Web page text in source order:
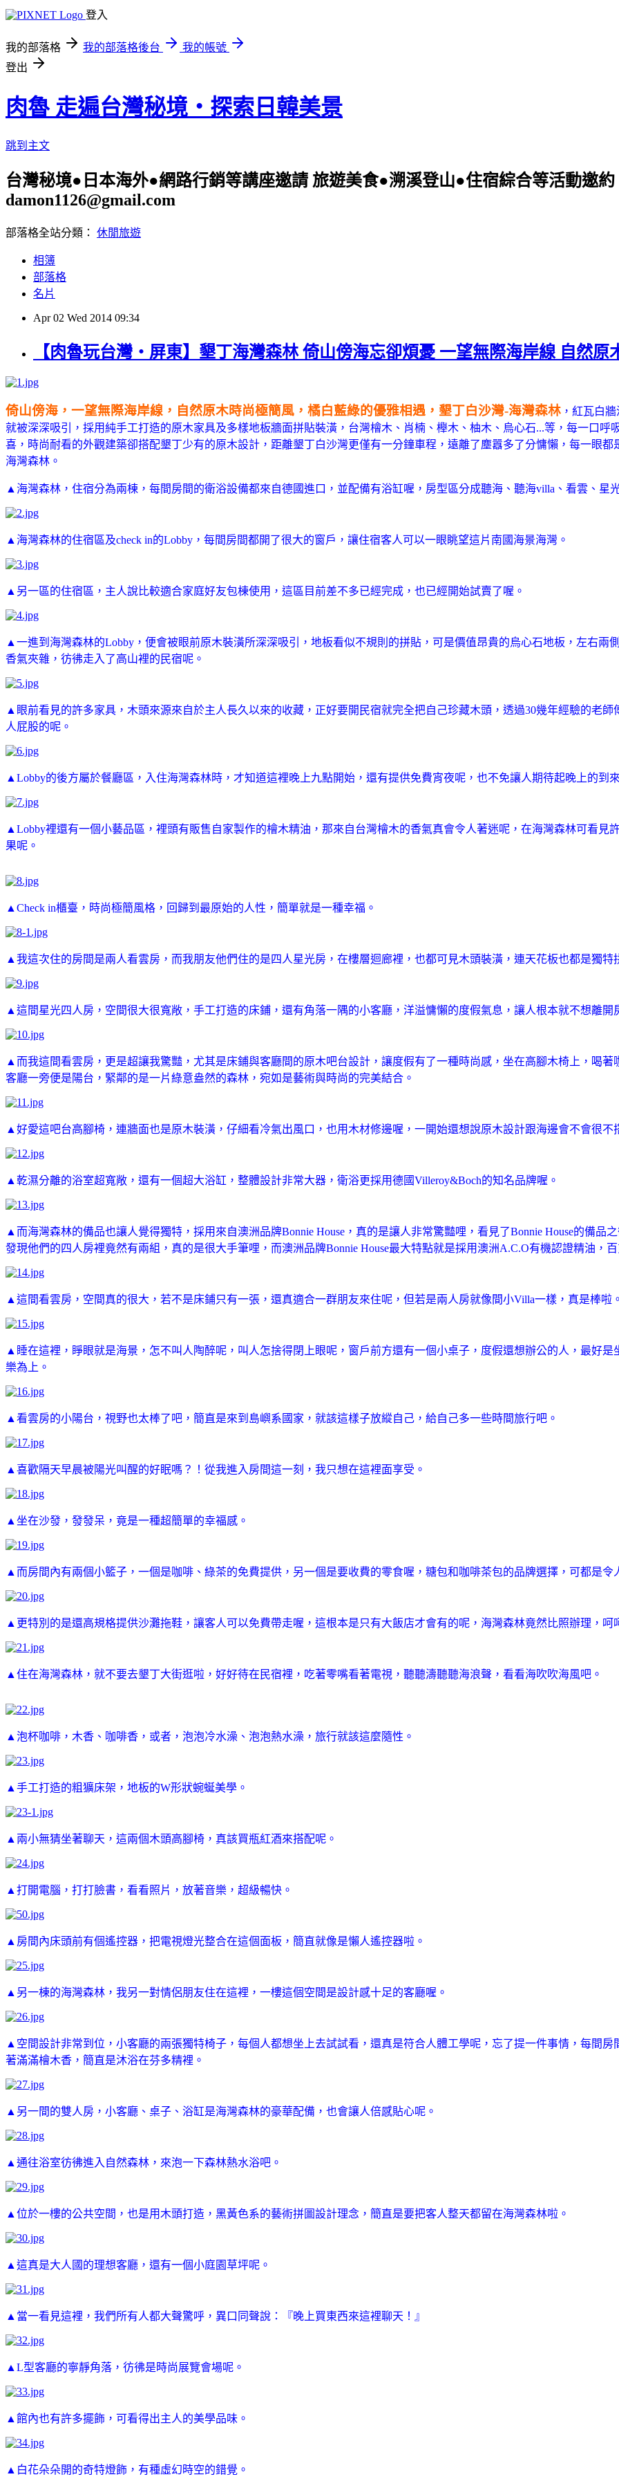
登入
我的部落格 我的部落格後台
我的帳號
登出
肉魯 走遍台灣秘境・探索日韓美景
跳到主文
台灣秘境●日本海外●網路行銷等講座邀請 旅遊美食●溯溪登山●住宿綜合等活動邀約
damon1126@gmail.com
部落格全站分類： 休閒旅遊
相簿
部落格
名片
Apr 02 Wed 2014 09:34
【肉魯玩台灣‧屏東】墾丁海灣森林 倚山傍海忘卻煩憂 一望無際海岸線 自然原
倚山傍海，一望無際海岸線，自然原木時尚極簡風，橘白藍綠的優雅相遇，墾丁白沙灣-海灣森林 ，紅瓦白
就被深深吸引，採用純手工打造的原木家具及多樣地板牆面拼貼裝潢，台灣檜木、肖楠、櫸木、柚木、烏心石...等，每一口
喜， 時尚耐看的外觀建築卻搭配墾丁少有的原木設計，距離墾丁白沙灣更僅有一分鐘車程，遠離了塵囂多了分慵懶，每一眼
海灣森林。
▲海灣森林，住宿分為兩棟，每間房間的衛浴設備都來自德國進口，並配備有浴缸喔，房型區分成聽海、聽海villa、看雲、星
▲海灣森林的住宿區及check in的Lobby，每間房間都開了很大的窗戶，讓住宿客人可以一眼眺望這片南國海景海灣。
▲另一區的住宿區，主人說比較適合家庭好友包棟使用，這區目前差不多已經完成，也已經開始試賣了喔。
▲一進到海灣森林的Lobby，便會被眼前原木裝潢所深深吸引，地板看似不規則的拼貼，可是價值昂貴的烏心石地板，左右兩
香氣夾雜，彷彿走入了高山裡的民宿呢。
▲眼前看見的許多家具，木頭來源來自於主人長久以來的收藏，正好要開民宿就完全把自己珍藏木頭，透過30幾年經驗的老
人屁股的呢。
▲Lobby的後方屬於餐廳區，入住海灣森林時，才知道這裡晚上九點開始，還有提供免費宵夜呢，也不免讓人期待起晚上的到
▲Lobby裡還有一個小藝品區，裡頭有販售自家製作的檜木精油，那來自台灣檜木的香氣真會令人著迷呢，在海灣森林可看見
果呢。
▲Check in櫃臺，時尚極簡風格，回歸到最原始的人性，簡單就是一種幸福。
▲我這次住的房間是兩人看雲房，而我朋友他們住的是四人星光房，在樓層迴廊裡，也都可見木頭裝潢，連天花板也都是獨特
▲這間星光四人房，空間很大很寬敞，手工打造的床鋪，還有角落一隅的小客廳，洋溢慵懶的度假氣息，讓人根本就不想離開
▲而我這間看雲房，更是超讓我驚豔，尤其是床鋪與客廳間的原木吧台設計，讓度假有了一種時尚感，坐在高腳木椅上，喝
客廳一旁便是陽台，緊鄰的是一片綠意盎然的森林，宛如是藝術與時尚的完美結合。
▲好愛這吧台高腳椅，連牆面也是原木裝潢，仔細看冷氣出風口，也用木材修邊喔，一開始還想說原木設計跟海邊會不會很不
▲乾濕分離的浴室超寬敞，還有一個超大浴缸，整體設計非常大器，衛浴更採用德國Villeroy&Boch的知名品牌喔。
▲而海灣森林的備品也讓人覺得獨特，採用來自澳洲品牌Bonnie House，真的是讓人非常驚豔哩，看見了Bonnie House的備品
發現他們的四人房裡竟然有兩組，真的是很大手筆哩，而澳洲品牌Bonnie House最大特點就是採用澳洲A.C.O有機認證精油，
▲這間看雲房，空間真的很大，若不是床鋪只有一張，還真適合一群朋友來住呢，但若是兩人房就像間小Villa一樣，真是棒啦。
▲睡在這裡，睜眼就是海景，怎不叫人陶醉呢，叫人怎捨得閉上眼呢，窗戶前方還有一個小桌子，度假還想辦公的人，最好
樂為上。
▲看雲房的小陽台，視野也太棒了吧，簡直是來到島嶼系國家，就該這樣子放縱自己，給自己多一些時間旅行吧。
▲喜歡隔天早晨被陽光叫醒的好眠嗎？！從我進入房間這一刻，我只想在這裡面享受。
▲坐在沙發，發發呆，竟是一種超簡單的幸福感。
▲而房間內有兩個小籃子，一個是咖啡、綠茶的免費提供，另一個是要收費的零食喔，糖包和咖啡茶包的品牌選擇，可都是令
▲更特別的是還高規格提供沙灘拖鞋，讓客人可以免費帶走喔，這根本是只有大飯店才會有的呢，海灣森林竟然比照辦理，呵
▲住在海灣森林，就不要去墾丁大街逛啦，好好待在民宿裡，吃著零嘴看著電視，聽聽濤聽聽海浪聲，看看海吹吹海風吧。
▲泡杯咖啡，木香、咖啡香，或者，泡泡冷水澡、泡泡熱水澡，旅行就該這麼隨性。
▲手工打造的粗獷床架，地板的W形狀蜿蜒美學。
▲兩小無猜坐著聊天，這兩個木頭高腳椅，真該買瓶紅酒來搭配呢。
▲打開電腦，打打臉書，看看照片，放著音樂，超級暢快。
▲房間內床頭前有個遙控器，把電視燈光整合在這個面板，簡直就像是懶人遙控器啦。
▲另一棟的海灣森林，我另一對情侶朋友住在這裡，一樓這個空間是設計感十足的客廳喔。
▲空間設計非常到位，小客廳的兩張獨特椅子，每個人都想坐上去試試看，還真是符合人體工學呢，忘了提一件事情，每間
著滿滿檜木香，簡直是沐浴在芬多精裡。
▲另一間的雙人房，小客廳、桌子、浴缸是海灣森林的豪華配備，也會讓人倍感貼心呢。
▲通往浴室彷彿進入自然森林，來泡一下森林熱水浴吧。
▲位於一樓的公共空間，也是用木頭打造，黑黃色系的藝術拼圖設計理念，簡直是要把客人整天都留在海灣森林啦。
▲這真是大人國的理想客廳，還有一個小庭園草坪呢。
▲當一看見這裡，我們所有人都大聲驚呼，異口同聲說：『晚上買東西來這裡聊天！』
▲L型客廳的寧靜角落，彷彿是時尚展覽會場呢。
▲館內也有許多擺飾，可看得出主人的美學品味。
▲白花朵朵開的奇特燈飾，有種虛幻時空的錯覺。